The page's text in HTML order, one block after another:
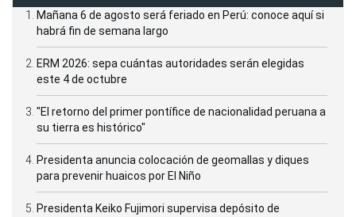
Mañana 6 de agosto será feriado en Perú: conoce aquí si
habrá fin de semana largo
ERM 2026: sepa cuántas autoridades serán elegidas
este 4 de octubre
"El retorno del primer pontífice de nacionalidad peruana a
su tierra es histórico"
Presidenta anuncia colocación de geomallas y diques
para prevenir huaicos por El Niño
Presidenta Keiko Fujimori supervisa depósito de